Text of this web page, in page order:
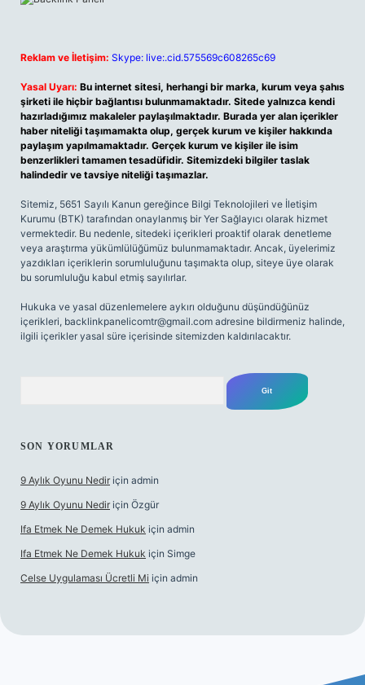
Reklam ve İletişim: Skype: live:.cid.575569c608265c69
Yasal Uyarı: Bu internet sitesi, herhangi bir marka, kurum veya şahıs
şirketi ile hiçbir bağlantısı bulunmamaktadır. Sitede yalnızca kendi
hazırladığımız makaleler paylaşılmaktadır. Burada yer alan içerikler
haber niteliği taşımamakta olup, gerçek kurum ve kişiler hakkında
paylaşım yapılmamaktadır. Gerçek kurum ve kişiler ile isim
benzerlikleri tamamen tesadüfidir. Sitemizdeki bilgiler taslak
halindedir ve tavsiye niteliği taşımazlar.
Sitemiz, 5651 Sayılı Kanun gereğince Bilgi Teknolojileri ve İletişim
Kurumu (BTK) tarafından onaylanmış bir Yer Sağlayıcı olarak hizmet
vermektedir. Bu nedenle, sitedeki içerikleri proaktif olarak denetleme
veya araştırma yükümlülüğümüz bulunmamaktadır. Ancak, üyelerimiz
yazdıkları içeriklerin sorumluluğunu taşımakta olup, siteye üye olarak
bu sorumluluğu kabul etmiş sayılırlar.
Hukuka ve yasal düzenlemelere aykırı olduğunu düşündüğünüz
içerikleri, backlinkpanelicomtr@gmail.com adresine bildirmeniz halinde,
ilgili içerikler yasal süre içerisinde sitemizden kaldırılacaktır.
SON YORUMLAR
9 Aylık Oyunu Nedir için admin
9 Aylık Oyunu Nedir için Özgür
Ifa Etmek Ne Demek Hukuk için admin
Ifa Etmek Ne Demek Hukuk için Simge
Celse Uygulaması Ücretli Mi için admin